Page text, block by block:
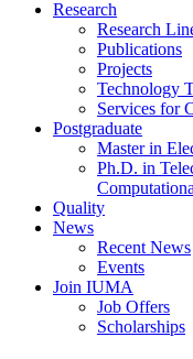
Research
Research
Publications
Projects
Technology
Services for
Postgraduate
Master in
Ph.D. in
Quality
News
Recent News
Events
Join IUMA
Job Offers
Scholarships